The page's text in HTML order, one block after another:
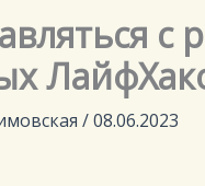
с
/08.06.2023